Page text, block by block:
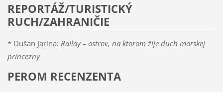
REPORTÁŽ/TURISTICKÝ
RUCH/ZAHRANIČIE
* Dušan Jarina: Railay – ostrov, na ktorom žije duch morskej
princezny
PEROM RECENZENTA